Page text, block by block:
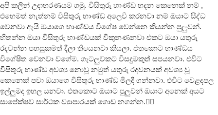
අපි කලින් උදාහරණයම ගමු. විසිතුරු භාණ්ඩ හදන කෙනෙක් නම් ,
එහෙමත් නැත්නම් විසිතුරු භාණ්ඩ අලෙවි කරනවා නම් ඔයාට සිද්ධ
වෙනවා ඇයි ඔයාගෙ භාණ්ඩය විශේෂ වෙන්නෙ කියන්න පුලුවන්.
හිතන්න ඔයා විසිතුරු භාණ්ඩයක් විකුනණනවා එකට ඔයා යතුරු
රදවන්න පහසුකමත් දීලා තියෙනවා කියලා. එතකොට භාණ්ඩය
විශේෂිත වෙනවා වගේම. ගැටලුවකට විසදුමකුත් සපයනවා. එවිට
විසිතුරු භාණ්ඩ අවශ්‍ය නොවූ නමුත් යතුරු රදවනයක් අවශ්‍ය වූ
කෙනෙක් පවා ඔයාගෙ විසිතුරු භාණ්ඩ මිලදී ගන්නවා. එවිට වෙළදපල
ඉල්ලුමද ඉහල යනවා. එතකොට ඔයාට පුලුවන් ඔයාට අනෙක් අයට
සාපේක්ෂව සාර්ථක ව්‍යාපාරයක් ගොඩ නගන්න.🦸‍♂️